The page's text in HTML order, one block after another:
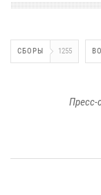
СБОРЫ 1255
Пресс-